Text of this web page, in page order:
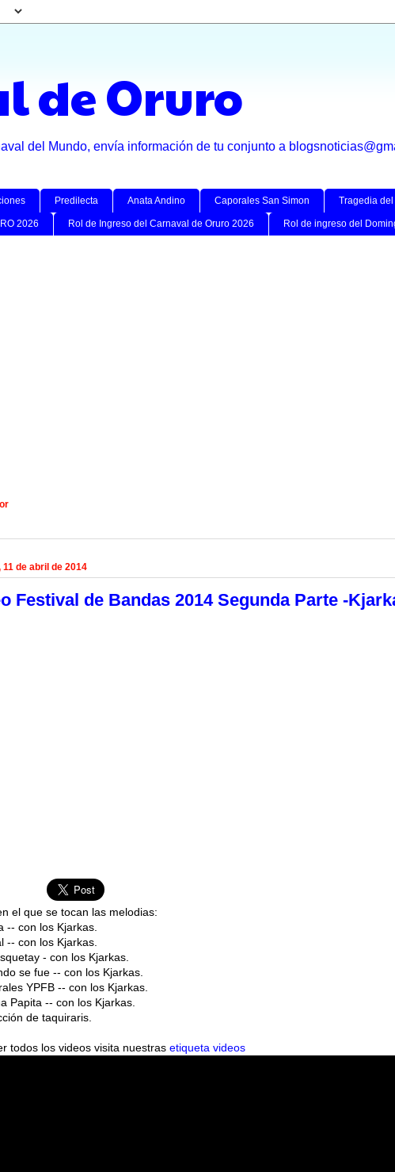
de Oruro
del Mundo, envía información de tu conjunto a
Predilecta Anata Andino Caporales San Simon Tragedia
2026 Rol de Ingreso del Carnaval de Oruro 2026 Rol de ingreso del
de abril de 2014
Festival de Bandas 2014 Segunda Parte -
el que se tocan las melodias:
-- con los Kjarkas.
-- con los Kjarkas.
- con los Kjarkas.
se fue -- con los Kjarkas.
YPFB -- con los Kjarkas.
Papita -- con los Kjarkas.
de taquiraris.
todos los videos visita nuestras etiqueta videos